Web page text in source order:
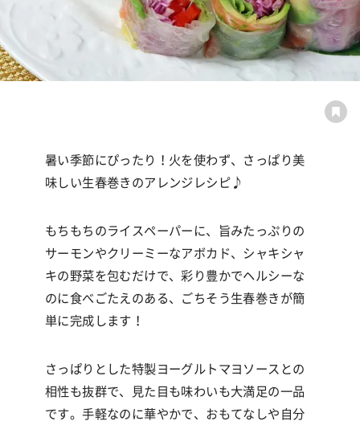
暑い季節にぴったり！火を使わず、さっぱり美
味しい生春巻きのアレンジレシピ ♪
もちもちのライスペーパーに、旨みたっぷりの
サーモンやクリーミーなアボカド、シャキシャ
キの野菜を包むだけで、彩り豊かでヘルシーな
のに食べごたえのある、ごちそう生春巻きが簡
単に完成します！
さっぱりとした特製ヨーグルトマヨソースとの
相性も抜群で、見た目も味わいも大満足の一品
です。手軽なのに華やかで、おもてなしや自分